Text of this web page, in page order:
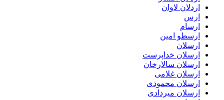
اردلان لاوان
ارس
ارسام
ارسطو امین
ارسلان
ارسلان خداپرست
ارسلان سالارخان
ارسلان غلامی
ارسلان محمودی
ارسلان میردادی